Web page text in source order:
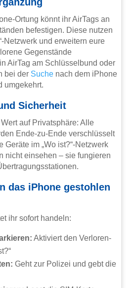
Ortung könnt ihr AirTags an
befestigen. Diese nutzen
Netzwerk und erweitern eure
Gegenstände
AirTag am Schlüsselbund oder
bei der Suche nach dem iPhone
umgekehrt.
Sicherheit
auf Privatsphäre: Alle
Ende-zu-Ende verschlüsselt
Geräte im „Wo ist?“-Netzwerk
nicht einsehen – sie fungieren
das iPhone gestohlen
ihr sofort handeln:
Aktiviert den Verloren-
Geht zur Polizei und gebt die